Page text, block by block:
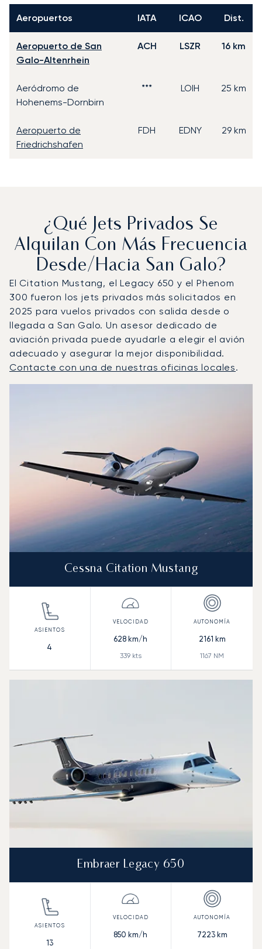
Aeropuertos IATA ICAO Dist.
Aeropuerto de San
Galo-Altenrhein
ACH LSZR 16 km
Aeródromo de
Hohenems-Dornbirn
*** LOIH 25 km
Aeropuerto de
Friedrichshafen
FDH EDNY 29 km
¿Qué Jets Privados Se
Alquilan Con Más Frecuencia
Desde/hacia San Galo?
El Citation Mustang, el Legacy 650 y el Phenom
300 fueron los jets privados más solicitados en
2025 para vuelos privados con salida desde o
llegada a San Galo. Un asesor dedicado de
aviación privada puede ayudarle a elegir el avión
adecuado y asegurar la mejor disponibilidad.
Contacte con una de nuestras oficinas locales.
Cessna Citation Mustang
4
628 km/h
339kts
2161 km
1167 NM
Embraer Legacy 650
13
850 km/h 7223km